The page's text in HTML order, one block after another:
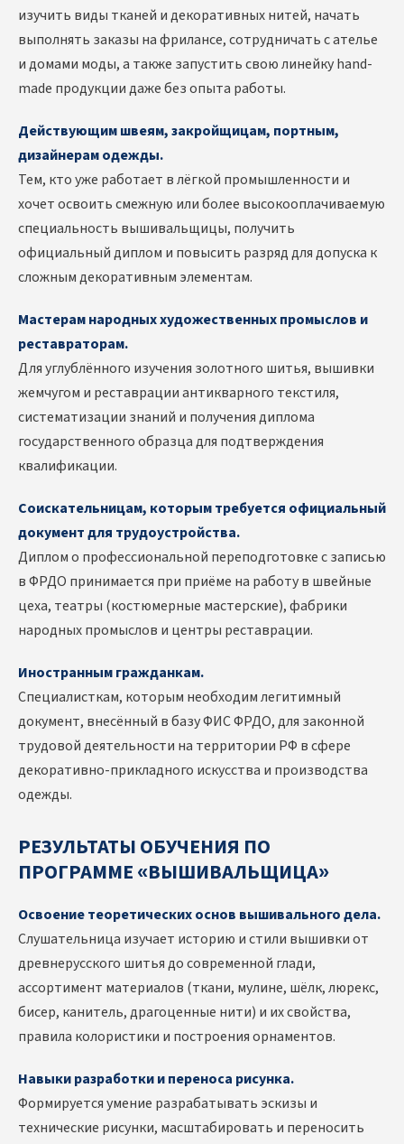
изучить виды тканей и декоративных нитей, начать
выполнять заказы на фрилансе, сотрудничать с ателье
и домами моды, а также запустить свою линейку hand-
made продукции даже без опыта работы.
Действующим швеям, закройщицам, портным,
дизайнерам одежды.
Тем, кто уже работает в лёгкой промышленности и
хочет освоить смежную или более высокооплачиваемую
специальность вышивальщицы, получить
официальный диплом и повысить разряд для допуска к
сложным декоративным элементам.
Мастерам народных художественных промыслов и
реставраторам.
Для углублённого изучения золотного шитья, вышивки
жемчугом и реставрации антикварного текстиля,
систематизации знаний и получения диплома
государственного образца для подтверждения
квалификации.
Соискательницам, которым требуется официальный
документ для трудоустройства.
Диплом о профессиональной переподготовке с записью
в ФРДО принимается при приёме на работу в швейные
цеха, театры (костюмерные мастерские), фабрики
народных промыслов и центры реставрации.
Иностранным гражданкам.
Специалисткам, которым необходим легитимный
документ, внесённый в базу ФИС ФРДО, для законной
трудовой деятельности на территории РФ в сфере
декоративно-прикладного искусства и производства
одежды.
РЕЗУЛЬТАТЫ ОБУЧЕНИЯ ПО
ПРОГРАММЕ «ВЫШИВАЛЬЩИЦА»
Освоение теоретических основ вышивального дела.
Слушательница изучает историю и стили вышивки от
древнерусского шитья до современной глади,
ассортимент материалов (ткани, мулине, шёлк, люрекс,
бисер, канитель, драгоценные нити) и их свойства,
правила колористики и построения орнаментов.
Навыки разработки и переноса рисунка.
Формируется умение разрабатывать эскизы и
технические рисунки, масштабировать и переносить